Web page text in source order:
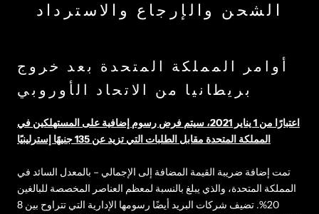
الشحن والإرجاع والاسترداد
أوامر المملكة المتحدة بعد خروج
بريطانيا من الاتحاد الأوروبي
اعتبارًا من 1 يناير 2021، سيتم فرض رسوم إضافية على المستهلكين في
المملكة المتحدة مقابل الطلبات التي تزيد عن 135 جنيهًا إسترلينيًا
تمت إضافة ضريبة القيمة المضافة إلى الإجمالي – بالمعدل السائد في
المملكة المتحدة، والذي يبلغ بالنسبة لمعظم العناصر المخصصة للبالغين
20%. تضيف شركات البريد أيضًا رسومها الإدارية التي تتراوح بين 8